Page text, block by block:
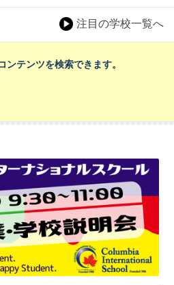
注目の学校一覧へ
ンテンツを検索できます。